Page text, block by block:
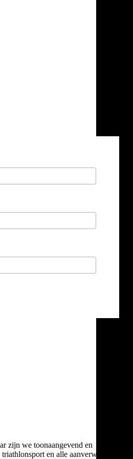
zijn we toonaangevend en
en alle aanverwante